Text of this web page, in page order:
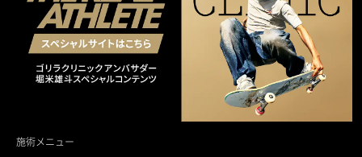
施術メニュー